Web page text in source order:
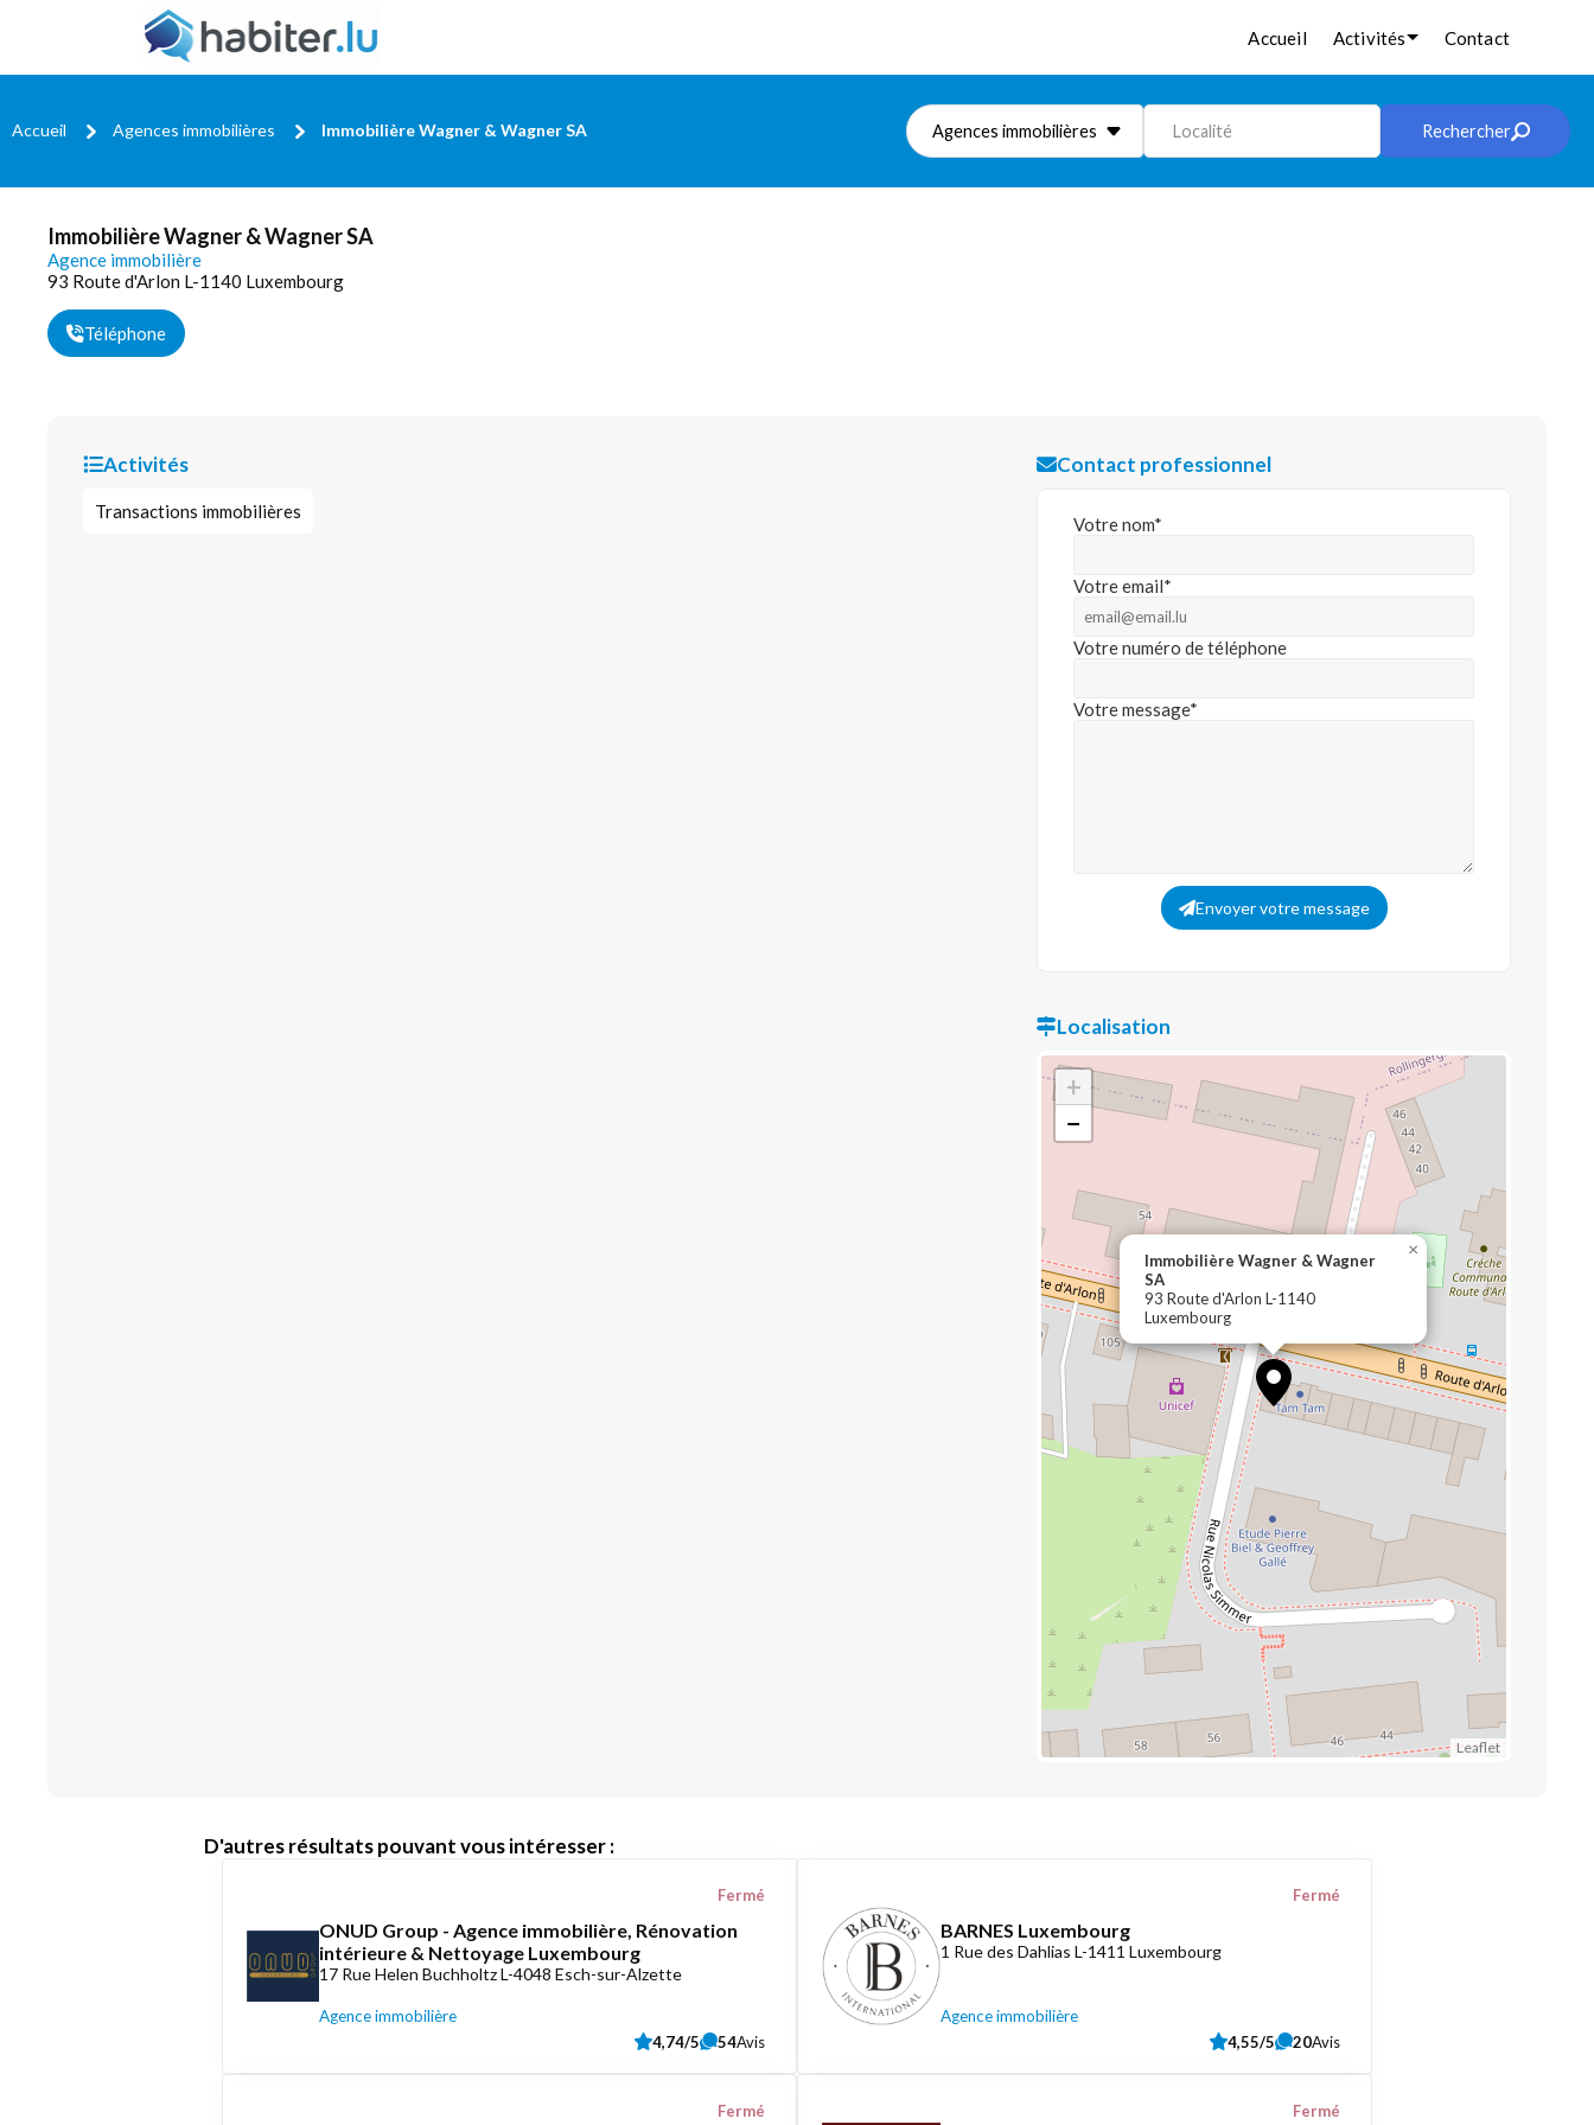
Accueil Activités Contact
Accueil Agences immobilières Immobilière Wagner & Wagner SA Agences immobilières Localité Rechercher
Immobilière Wagner & Wagner SA
Agence immobilière
93 Route d'Arlon L-1140 Luxembourg
Téléphone
Activités
Transactions immobilières
Contact professionnel
Votre nom*
Votre email*
Votre numéro de téléphone
Votre message*
Envoyer votre message
Localisation
Immobilière Wagner & Wagner
SA
93 Route d'Arlon L-1140
Luxembourg
×
+
−
Leaflet
D'autres résultats pouvant vous intéresser :
ONUD Group - Agence immobilière, Rénovation
intérieure & Nettoyage Luxembourg
17 Rue Helen Buchholtz L-4048 Esch-sur-Alzette
Agence immobilière
Fermé
4,74/5 54Avis
BARNES Luxembourg
1 Rue des Dahlias L-1411 Luxembourg
Agence immobilière
Fermé
4,55/5 20Avis
Fermé Fermé